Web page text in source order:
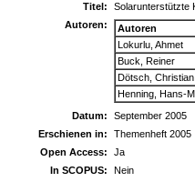
Titel:
Solarunterstützte
Autoren:
Autoren
Lokurlu, Ahmet
Buck, Reiner
Dötsch, Christian
Henning, Hans-
Datum:
September 2005
Erschienen in:
Themenheft 2005
Open Access:
Ja
In SCOPUS:
Nein